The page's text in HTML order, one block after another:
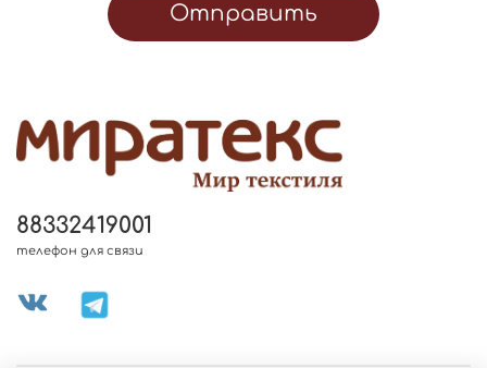
Отправить
88332419001
телефон для связи